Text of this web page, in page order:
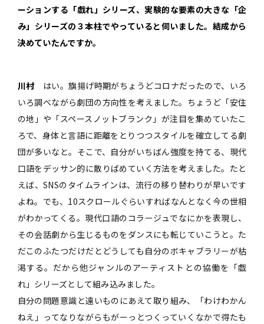
ーションする「戯れ」シリーズ、実験的な要素の大きな「企
み」シリーズの３本柱でやっていると伺いました。結成から
決めていたんですか。
川村はい。旗揚げ時期がちょうどコロナだったので、いろ
いろ調べながら劇団の方向性を考えました。ちょうど「安住
の地」や「スペースノットブランク」が注目を集めていたこ
ろで、身体と言語に距離をとりつつスタイルを確立してる劇
団が多いなと。そこで、自分がいちばん強度を持てる、現代
口語をデッサン的に散りばめていく方法を考えました。たと
えば、SNSのタイムラインは、流行の移り替わりが早いです
よね。でも、10スクロールぐらいすればなんとなく今の世相
がわかってくる。現代口語のコラージュでなにかを表現し、
その会話劇から生じるものをダンスにも転じていこうと。た
だこのふたつだけだとどうしても自分のボキャブラリーが枯
渇する。だから他ジャンルのアーティストとの協働を「戯
れ」シリーズとして組み込みました。
自分の問題意識と遠いものにあえて取り組み、「わけわかん
ねえ」ってなりながらもがーっとつくっていくなかで得たも